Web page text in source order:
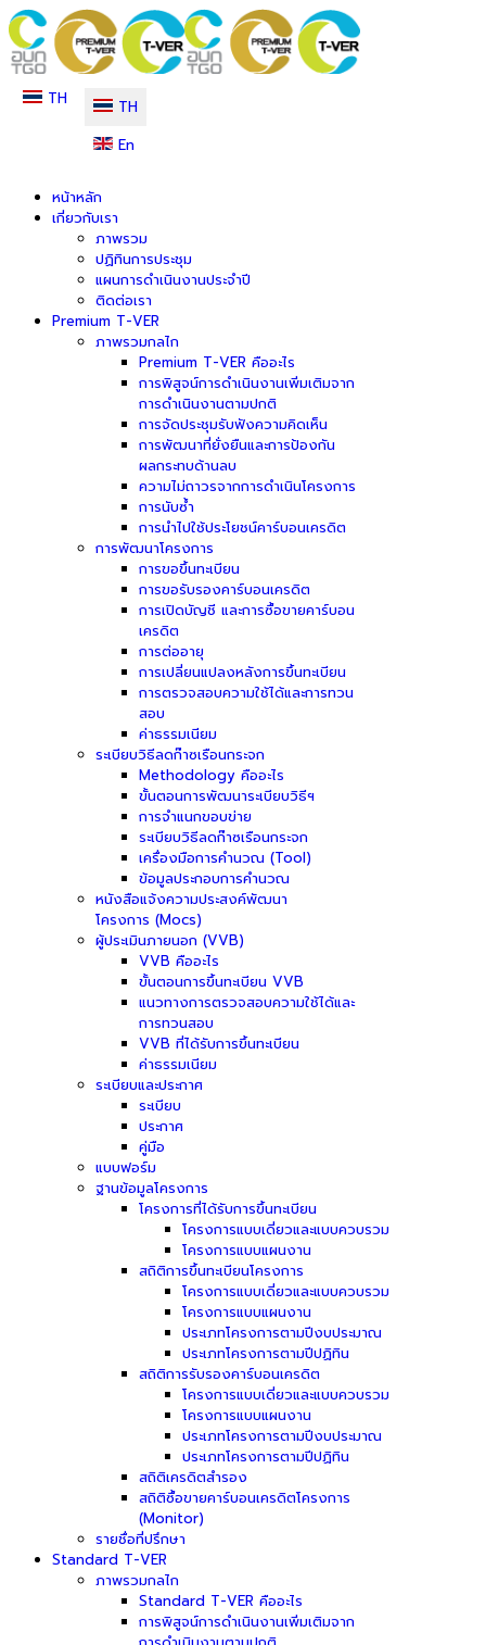
TH
TH
En
หน้าหลัก
เกี่ยวกับเรา
ภาพรวม
ปฏิทินการประชุม
แผนการดำเนินงานประจำปี
ติดต่อเรา
Premium T-VER
ภาพรวมกลไก
Premium T-VER คืออะไร
การพิสูจน์การดำเนินงานเพิ่มเติมจาก
การดำเนินงานตามปกติ
การจัดประชุมรับฟังความคิดเห็น
การพัฒนาที่ยั่งยืนและการป้องกัน
ผลกระทบด้านลบ
ความไม่ถาวรจากการดำเนินโครงการ
การนับซ้ำ
การนำไปใช้ประโยชน์คาร์บอนเครดิต
การพัฒนาโครงการ
การขอขึ้นทะเบียน
การขอรับรองคาร์บอนเครดิต
การเปิดบัญชี และการซื้อขายคาร์บอน
เครดิต
การต่ออายุ
การเปลี่ยนแปลงหลังการขึ้นทะเบียน
การตรวจสอบความใช้ได้และการทวน
สอบ
ค่าธรรมเนียม
ระเบียบวิธีลดก๊าซเรือนกระจก
Methodology คืออะไร
ขั้นตอนการพัฒนาระเบียบวิธีฯ
การจำแนกขอบข่าย
ระเบียบวิธีลดก๊าซเรือนกระจก
เครื่องมือการคำนวณ (Tool)
ข้อมูลประกอบการคำนวณ
หนังสือแจ้งความประสงค์พัฒนา
โครงการ (Mocs)
ผู้ประเมินภายนอก (VVB)
VVB คืออะไร
ขั้นตอนการขึ้นทะเบียน VVB
แนวทางการตรวจสอบความใช้ได้และ
การทวนสอบ
VVB ที่ได้รับการขึ้นทะเบียน
ค่าธรรมเนียม
ระเบียบและประกาศ
ระเบียบ
ประกาศ
คู่มือ
แบบฟอร์ม
ฐานข้อมูลโครงการ
โครงการที่ได้รับการขึ้นทะเบียน
โครงการแบบเดี่ยวและแบบควบรวม
โครงการแบบแผนงาน
สถิติการขึ้นทะเบียนโครงการ
โครงการแบบเดี่ยวและแบบควบรวม
โครงการแบบแผนงาน
ประเภทโครงการตามปีงบประมาณ
ประเภทโครงการตามปีปฏิทิน
สถิติการรับรองคาร์บอนเครดิต
โครงการแบบเดี่ยวและแบบควบรวม
โครงการแบบแผนงาน
ประเภทโครงการตามปีงบประมาณ
ประเภทโครงการตามปีปฏิทิน
สถิติเครดิตสำรอง
สถิติซื้อขายคาร์บอนเครดิตโครงการ
(Monitor)
รายชื่อที่ปรึกษา
Standard T-VER
ภาพรวมกลไก
Standard T-VER คืออะไร
การพิสูจน์การดำเนินงานเพิ่มเติมจาก